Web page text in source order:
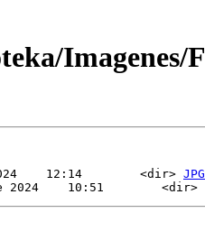
Imagenes/
12:14        <dir> JPG
2024    10:51        <dir>